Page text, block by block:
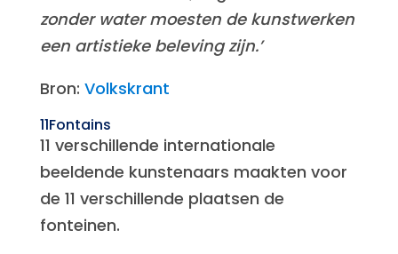
zonder water moesten de kunstwerken
een artistieke beleving zijn.’
Bron: Volkskrant
11Fontains
11 verschillende internationale
beeldende kunstenaars maakten voor
de 11 verschillende plaatsen de
fonteinen.